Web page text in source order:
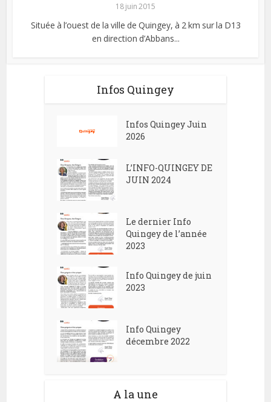
18 juin 2015
Située à l’ouest de la ville de Quingey, à 2 km sur la D13
en direction d’Abbans...
Infos Quingey
Infos Quingey Juin
2026
L’INFO-QUINGEY DE
JUIN 2024
Le dernier Info
Quingey de l’année
2023
Info Quingey de juin
2023
Info Quingey
décembre 2022
A la une